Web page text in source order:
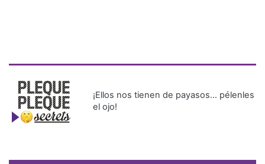
¡Ellos nos tienen de payasos… pélenles
el ojo!